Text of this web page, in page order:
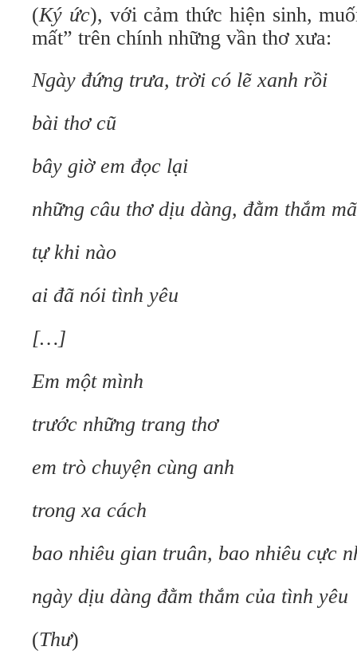
(Ký ức), với cảm thức hiện sinh,
mất” trên chính những vần thơ xưa:
Ngày đứng trưa, trời có lẽ xanh rồi
bài thơ cũ
bây giờ em đọc lại
những câu thơ dịu dàng, đằm thắm
tự khi nào
ai đã nói tình yêu
[…]
Em một mình
trước những trang thơ
em trò chuyện cùng anh
trong xa cách
bao nhiêu gian truân, bao nhiêu cực
ngày dịu dàng đằm thắm của tình yêu
(Thư)